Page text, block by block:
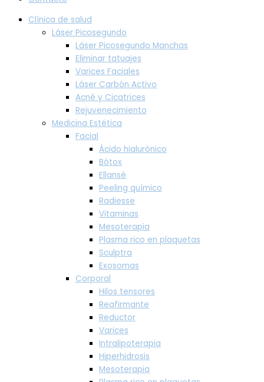
Clínica de salud
Láser Picosegundo
Láser Picosegundo Manchas
Eliminar tatuajes
Varices Faciales
Láser Carbón Activo
Acné y Cicatrices
Rejuvenecimiento
Medicina Estética
Facial
Ácido hialurónico
Bótox
Ellansé
Peeling químico
Radiesse
Vitaminas
Mesoterapia
Plasma rico en plaquetas
Sculptra
Exosomas
Corporal
Hilos tensores
Reafirmante
Reductor
Varices
Intralipoterapia
Hiperhidrosis
Mesoterapia